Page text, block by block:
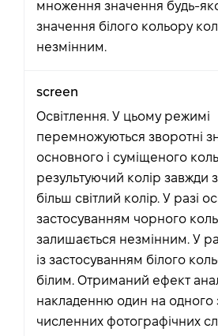
множення значення будь-
значення білого кольору
незмінним.
screen
Освітлення. У цьому режимі
перемножуються зворотні
основного і суміщеного
результуючий колір завжди
більш світлий колір. У разі
застосуванням чорного
залишається незмінним. У
із застосуванням білого
білим. Отриманий ефект
накладенню один на одного
численних фотографічних